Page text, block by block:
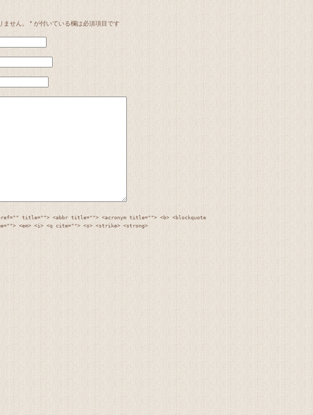
せん。 * が付いている欄は必須項目です
title=""> <abbr title=""> <acronym title=""> <b> <blockquote
<em> <i> <q cite=""> <s> <strike> <strong>